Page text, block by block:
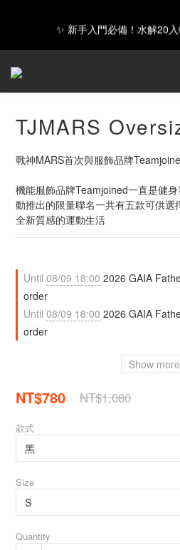
GAIA 超級蛋白全新上市
✨ 新手入門必備！水解20
Happy Father's Day！指定商品輸入
GAIA 超級蛋白全新上市
TJMARS
戰神MARS首次與服飾品牌
機能服飾品牌Teamjoined一直是健
動推出的限量聯名一共有五款可供選
全新質感的運動生活
Until 08/09 18:00 2026 GAIA
order
Until 08/09 18:00 2026 GAIA
order
Show more
NT$780 NT$1,080
款式
Size
Quantity